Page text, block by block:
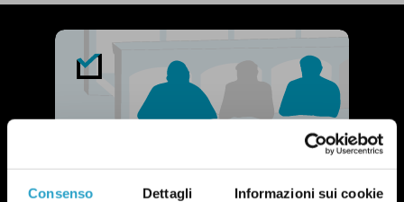
Consenso Dettagli Informazioni sui cookie